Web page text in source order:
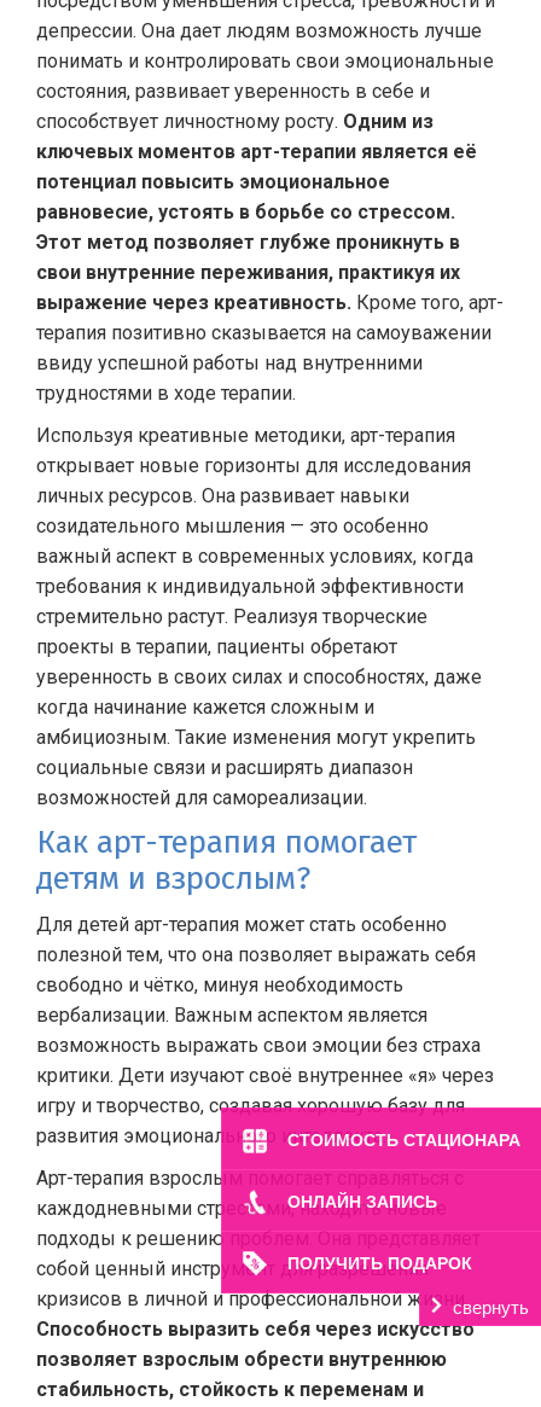
СТОИМОСТЬ СТАЦИОНАРА
ОНЛАЙН ЗАПИСЬ
ПОЛУЧИТЬ ПОДАРОК
свернуть
депрессии. Она дает людям возможность лучше
понимать и контролировать свои эмоциональные
состояния, развивает уверенность в себе и
способствует личностному росту. Одним из
ключевых моментов арт-терапии является её
потенциал повысить эмоциональное
равновесие, устоять в борьбе со стрессом.
Этот метод позволяет глубже проникнуть в
свои внутренние переживания, практикуя их
выражение через креативность. Кроме того, арт-
терапия позитивно сказывается на самоуважении
ввиду успешной работы над внутренними
трудностями в ходе терапии.
Используя креативные методики, арт-терапия
открывает новые горизонты для исследования
личных ресурсов. Она развивает навыки
созидательного мышления — это особенно
важный аспект в современных условиях, когда
требования к индивидуальной эффективности
стремительно растут. Реализуя творческие
проекты в терапии, пациенты обретают
уверенность в своих силах и способностях, даже
когда начинание кажется сложным и
амбициозным. Такие изменения могут укрепить
социальные связи и расширять диапазон
возможностей для самореализации.
Как арт-терапия помогает
детям и взрослым?
Для детей арт-терапия может стать особенно
полезной тем, что она позволяет выражать себя
свободно и чётко, минуя необходимость
вербализации. Важным аспектом является
возможность выражать свои эмоции без страха
критики. Дети изучают своё внутреннее «я» через
игру и творчество, создавая хорошую базу для
развития эмоционального интеллекта.
Арт-терапия взрослым помогает справляться с
каждодневными стрессами, находить новые
подходы к решению проблем. Она представляет
собой ценный инструмент для разрешения
кризисов в личной и профессиональной жизни.
Способность выразить себя через искусство
позволяет взрослым обрести внутреннюю
стабильность, стойкость к переменам и